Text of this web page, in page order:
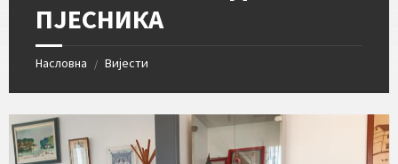
ПЈЕСНИКА
Насловна / Вијести